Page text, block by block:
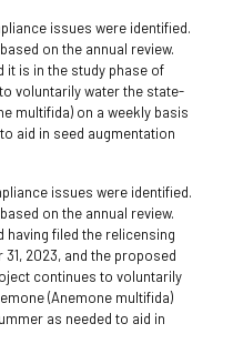
issues were identified.
on the annual review.
it is in the study phase of
voluntarily water the state-
multifida) on a weekly basis
aid in seed augmentation
issues were identified.
on the annual review.
having filed the relicensing
2023, and the proposed
continues to voluntarily
(Anemone multifida)
as needed to aid in